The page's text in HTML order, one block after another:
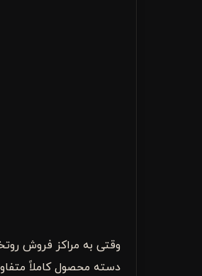
وقتی به مراکز فروش
دسته محصول کاملاً